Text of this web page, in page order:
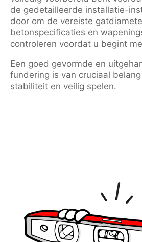
de gedetailleerde installatie-
door om de vereiste
betonspecificaties en
controleren voordat u begint
Een goed gevormde en
fundering is van cruciaal
stabiliteit en veilig spelen.